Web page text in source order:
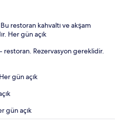
restoran kahvaltı ve akşam
Her gün açık
restoran. Rezervasyon gereklidir.
gün açık
gün açık